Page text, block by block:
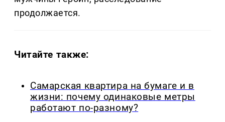
продолжается.
Читайте также:
Самарская квартира на бумаге и в
жизни: почему одинаковые метры
работают по-разному?